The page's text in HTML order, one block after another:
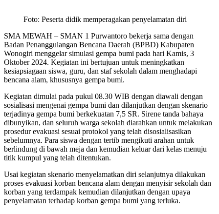
Foto: Peserta didik memperagakan penyelamatan diri
SMA MEWAH – SMAN 1 Purwantoro bekerja sama dengan
Badan Penanggulangan Bencana Daerah (BPBD) Kabupaten
Wonogiri menggelar simulasi gempa bumi pada hari Kamis, 3
Oktober 2024. Kegiatan ini bertujuan untuk meningkatkan
kesiapsiagaan siswa, guru, dan staf sekolah dalam menghadapi
bencana alam, khususnya gempa bumi.
Kegiatan dimulai pada pukul 08.30 WIB dengan diawali dengan
sosialisasi mengenai gempa bumi dan dilanjutkan dengan skenario
terjadinya gempa bumi berkekuatan 7,5 SR. Sirene tanda bahaya
dibunyikan, dan seluruh warga sekolah diarahkan untuk melakukan
prosedur evakuasi sesuai protokol yang telah disosialisasikan
sebelumnya. Para siswa dengan tertib mengikuti arahan untuk
berlindung di bawah meja dan kemudian keluar dari kelas menuju
titik kumpul yang telah ditentukan.
Usai kegiatan skenario menyelamatkan diri selanjutnya dilakukan
proses evakuasi korban bencana alam dengan menyisir sekolah dan
korban yang terdampak kemudian dilanjutkan dengan upaya
penyelamatan terhadap korban gempa bumi yang terluka.